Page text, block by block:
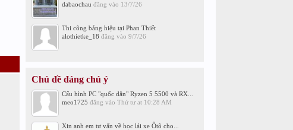
dabaochau đăng vào 13/7/26
Thi công bảng hiệu tại Phan Thiết
alothietke_18 đăng vào 9/7/26
Chủ đề đáng chú ý
Cấu hình PC "quốc dân" Ryzen 5 5500 và RX...
meo1725 đăng vào Thứ tư at 10:28 AM
Xin anh em tư vấn về học lái xe Ôtô cho...